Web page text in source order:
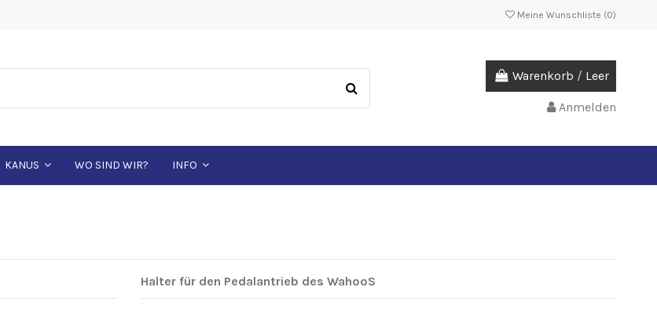
Meine Wunschliste (0)
Warenkorb / Leer
Anmelden
KANUS WO SIND WIR? INFO
Halter für den Pedalantrieb des WahooS